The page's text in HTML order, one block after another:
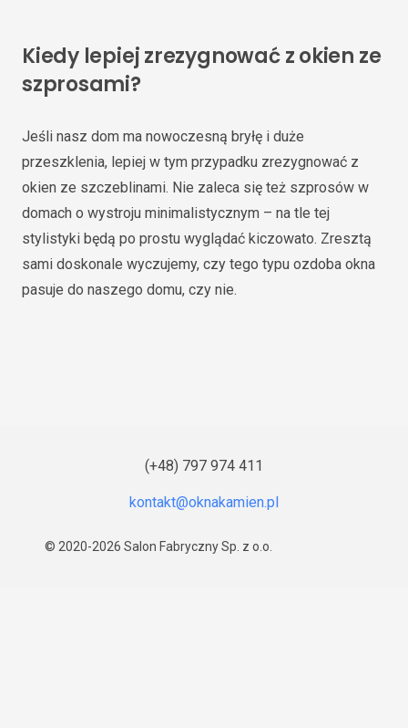
Kiedy lepiej zrezygnować z okien ze
szprosami?
Jeśli nasz dom ma nowoczesną bryłę i duże
przeszklenia, lepiej w tym przypadku zrezygnować z
okien ze szczeblinami. Nie zaleca się też szprosów w
domach o wystroju minimalistycznym – na tle tej
stylistyki będą po prostu wyglądać kiczowato. Zresztą
sami doskonale wyczujemy, czy tego typu ozdoba okna
pasuje do naszego domu, czy nie.
(+48) 797 974 411
© 2020-2026 Salon Fabryczny Sp. z o.o.